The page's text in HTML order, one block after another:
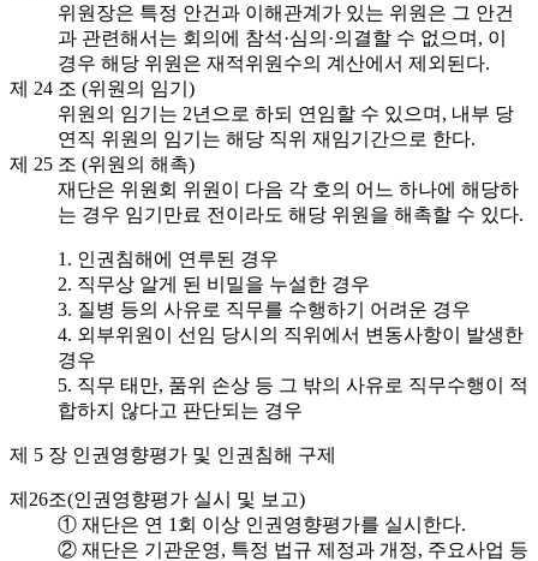
위원장은 특정 안건과 이해관계가 있는 위원은 그 안건
과 관련해서는 회의에 참석·심의·의결할 수 없으며, 이
경우 해당 위원은 재적위원수의 계산에서 제외된다.
제 24 조 (위원의 임기)
위원의 임기는 2년으로 하되 연임할 수 있으며, 내부 당
연직 위원의 임기는 해당 직위 재임기간으로 한다.
제 25 조 (위원의 해촉)
재단은 위원회 위원이 다음 각 호의 어느 하나에 해당하
는 경우 임기만료 전이라도 해당 위원을 해촉할 수 있다.
1. 인권침해에 연루된 경우
2. 직무상 알게 된 비밀을 누설한 경우
3. 질병 등의 사유로 직무를 수행하기 어려운 경우
4. 외부위원이 선임 당시의 직위에서 변동사항이 발생한
경우
5. 직무 태만, 품위 손상 등 그 밖의 사유로 직무수행이 적
합하지 않다고 판단되는 경우
제 5 장 인권영향평가 및 인권침해 구제
제26조(인권영향평가 실시 및 보고)
① 재단은 연 1회 이상 인권영향평가를 실시한다.
② 재단은 기관운영, 특정 법규 제정과 개정, 주요사업 등